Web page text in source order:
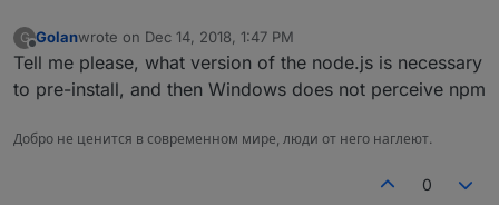
G
Offline
Golanwrote on Dec 14, 2018, 1:47 PM
last edited by
Tell me please, what version of the node.js is necessary
to pre-install, and then Windows does not perceive npm
Добро не ценится в современном мире, люди от него наглеют.
0